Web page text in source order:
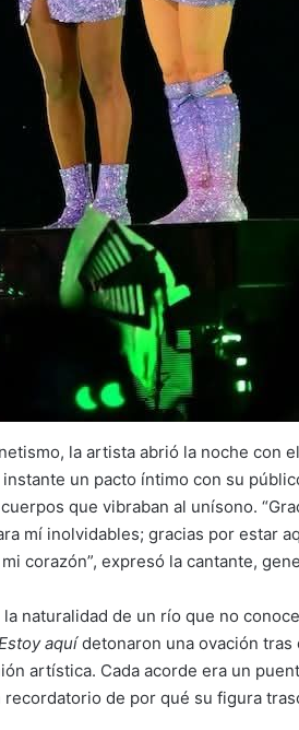
la artista abrió la noche con
un pacto íntimo con su
que vibraban al unísono.
mí inolvidables; gracias por estar
corazón”, expresó la cantante,
naturalidad de un río que no
aquídetonaron una ovación tras
artística. Cada acorde era un
recordatorio de por qué su figura